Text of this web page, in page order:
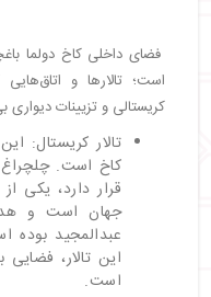
فضای داخلی کاخ دولما
است؛ تالارها و
کریستالی و تزیینات
تالار کریستال:
کاخ است. چلچراغ
قرار دارد، یکی
جهان است و
عبدالمجید
این تالار،
است.